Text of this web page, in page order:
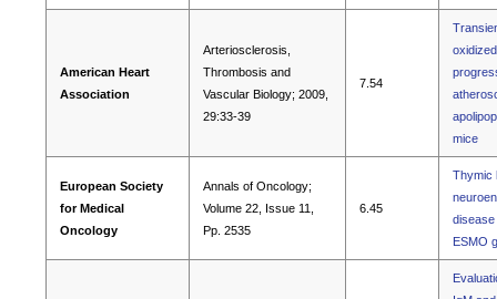
American Heart
Association
Arteriosclerosis,
Thrombosis and
Vascular Biology; 2009,
29:33-39
7.54
mice
European Society
for Medical
Oncology
Annals of Oncology;
Volume 22, Issue 11,
Pp. 2535
6.45
Thymic
disease
ESMO